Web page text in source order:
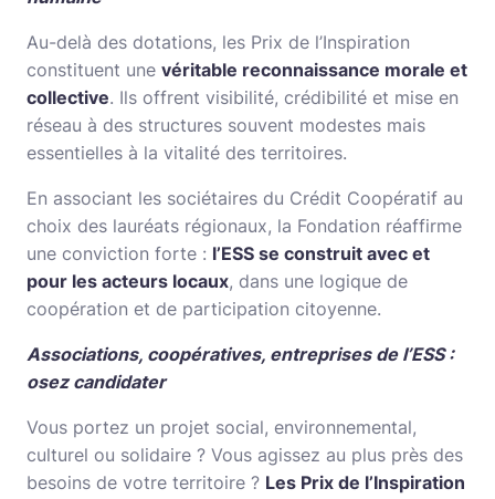
Au-delà des dotations, les Prix de l’Inspiration
constituent une véritable reconnaissance morale et
collective. Ils offrent visibilité, crédibilité et mise en
réseau à des structures souvent modestes mais
essentielles à la vitalité des territoires.
En associant les sociétaires du Crédit Coopératif au
choix des lauréats régionaux, la Fondation réaffirme
une conviction forte : l’ESS se construit avec et
pour les acteurs locaux, dans une logique de
coopération et de participation citoyenne.
Associations, coopératives, entreprises de l’ESS :
osez candidater
Vous portez un projet social, environnemental,
culturel ou solidaire ? Vous agissez au plus près des
besoins de votre territoire ? Les Prix de l’Inspiration